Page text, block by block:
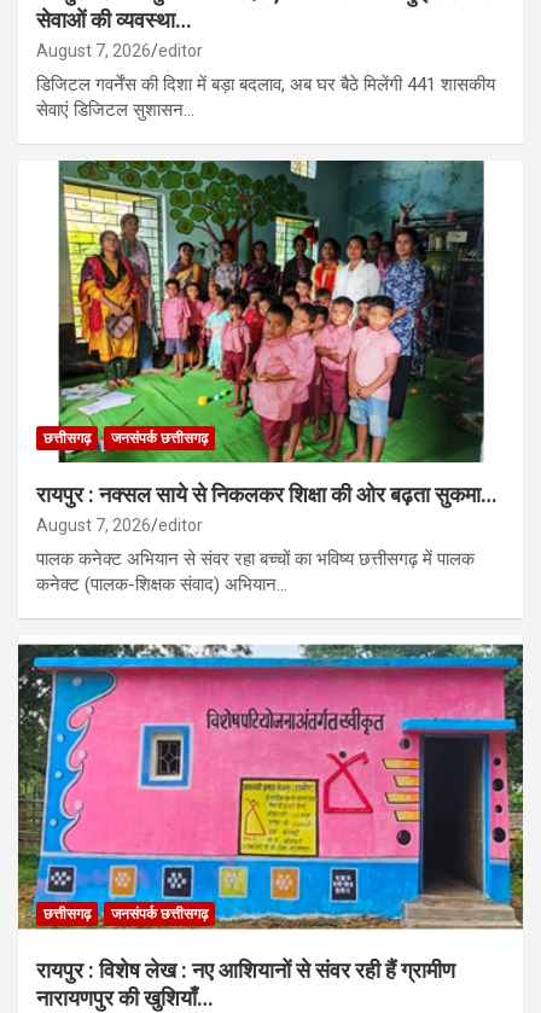
सेवाओं की व्यवस्था…
August 7, 2026 editor
डिजिटल गवर्नेंस की दिशा में बड़ा बदलाव, अब घर बैठे मिलेंगी 441 शासकीय
सेवाएं डिजिटल सुशासन…
छत्तीसगढ़ जनसंपर्क छत्तीसगढ़
रायपुर : नक्सल साये से निकलकर शिक्षा की ओर बढ़ता सुकमा…
August 7, 2026 editor
पालक कनेक्ट अभियान से संवर रहा बच्चों का भविष्य छत्तीसगढ़ में पालक
कनेक्ट (पालक-शिक्षक संवाद) अभियान…
छत्तीसगढ़ जनसंपर्क छत्तीसगढ़
​रायपुर : विशेष लेख : नए आशियानों से संवर रही हैं ग्रामीण
नारायणपुर की खुशियाँ…